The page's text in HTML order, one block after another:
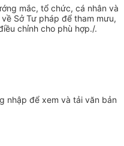
mắc, tổ chức, cá nhân và
Sở Tư pháp để tham mưu,
chỉnh cho phù hợp./.
nhập để xem và tải văn bản